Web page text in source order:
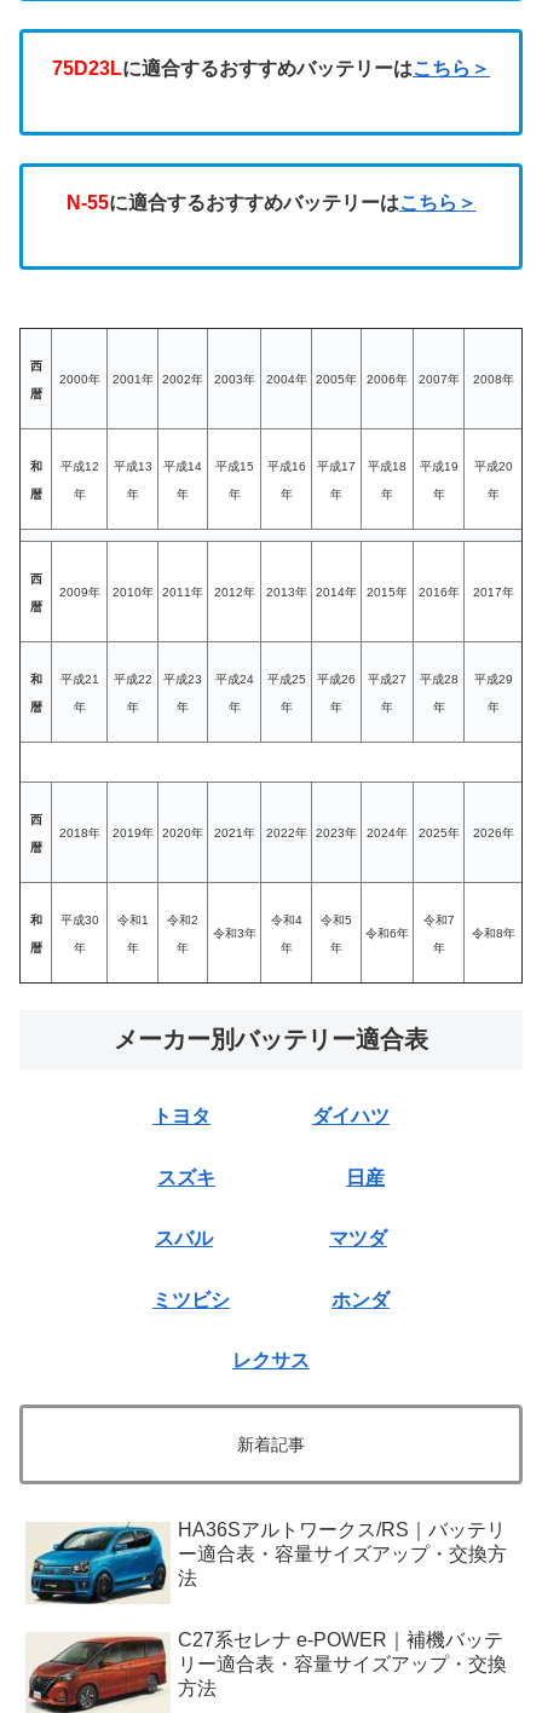
75D23Lに適合するおすすめバッテリーはこちら＞
N-55に適合するおすすめバッテリーはこちら＞
西
暦
2000年 2001年 2002年 2003年 2004年 2005年 2006年 2007年 2008年
和
暦
平成12
年
平成13
年
平成14
年
平成15
年
平成16
年
平成17
年
平成18
年
平成19
年
平成20
年
西
暦
2009年 2010年 2011年 2012年 2013年 2014年 2015年 2016年 2017年
和
暦
平成21
年
平成22
年
平成23
年
平成24
年
平成25
年
平成26
年
平成27
年
平成28
年
平成29
年
西
暦
2018年 2019年 2020年 2021年 2022年 2023年 2024年 2025年 2026年
和
暦
平成30
年
令和1
年
令和2
年
令和3年
令和4
年
令和5
年
令和6年
令和7
年
令和8年
メーカー別バッテリー適合表
トヨタ ダイハツ
スズキ 日産
スバル マツダ
ミツビシ ホンダ
レクサス
新着記事
HA36Sアルトワークス/RS｜バッテリ
ー適合表・容量サイズアップ・交換方
法
C27系セレナ e-POWER｜補機バッテ
リー適合表・容量サイズアップ・交換
方法